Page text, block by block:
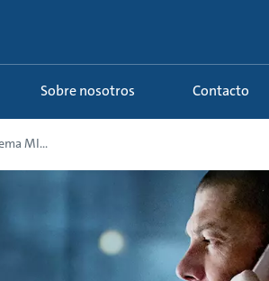
Sobre nosotros Contacto
MI...